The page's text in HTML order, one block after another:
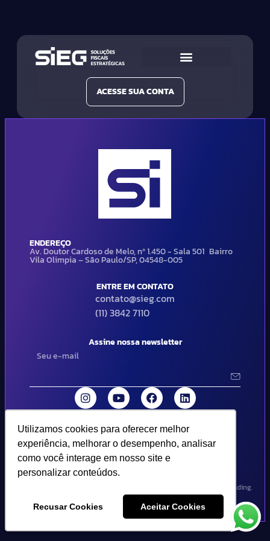
Utilizamos cookies para oferecer melhor
experiência, melhorar o desempenho, analisar
como você interage em nosso site e
personalizar conteúdos.
Recusar Cookies Aceitar Cookies
Utilizamos cookies para oferecer melhor
experiência, melhorar o desempenho, analisar
como você interage em nosso site e
personalizar conteúdos.
Recusar Cookies Aceitar Cookies
ACESSE SUA CONTA
ENDEREÇO
Av. Doutor Cardoso de Melo, nº 1.450 - Sala 501 Bairro
Vila Olimpia – São Paulo/SP, 04548-005
ENTRE EM CONTATO
contato@sieg.com
(11) 3842 7110
Assine nossa newsletter
© 2024 SIEG Soluções Fiscais Estratégicas. Todos os direitos
reservados | Termos de uso e política de privacidade..
Design por Empória Branding.